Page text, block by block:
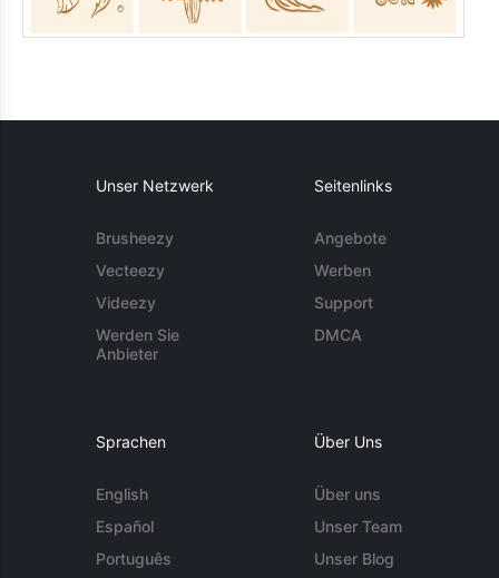
Unser Netzwerk
Brusheezy
Vecteezy
Videezy
Werden Sie
Anbieter
Seitenlinks
Angebote
Werben
Support
DMCA
Sprachen
English
Español
Português
Über Uns
Über uns
Unser Team
Unser Blog